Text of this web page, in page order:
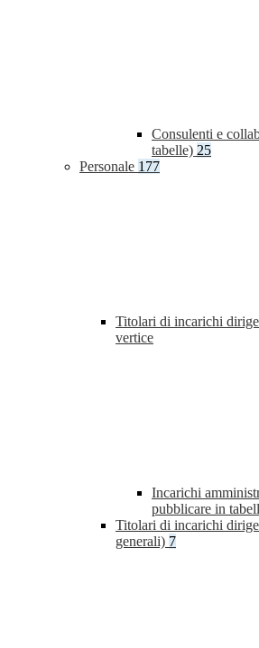
Consulenti e
tabelle) 25
Personale 177
Titolari di incarichi
vertice
Incarichi
pubblicare in
Titolari di incarichi
generali) 7